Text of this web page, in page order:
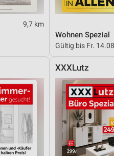
9,7 km
Wohnen Spezial
Gültig bis Fr.
XXXLutz
personalisierter Inhalte
oder Kombinationen von
Angebote
Auswahl von Inhalten